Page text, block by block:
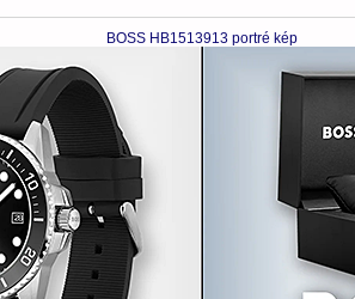
BOSS HB1513913 portré kép